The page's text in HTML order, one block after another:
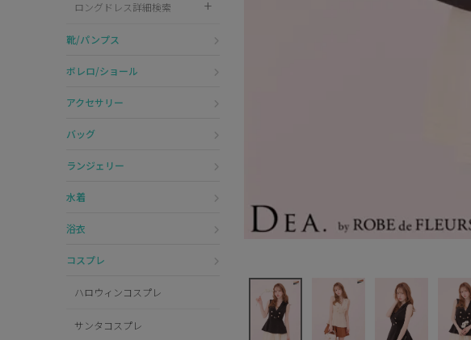
ロングドレス詳細検索
靴/パンプス
ボレロ/ショール
アクセサリー
バッグ
ランジェリー
水着
浴衣
コスプレ
ハロウィンコスプレ
サンタコスプレ